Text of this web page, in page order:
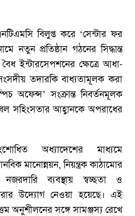
বিলুপ্ত করে ‘সেন্টার ফর
নতুন প্রতিষ্ঠান গঠনের সিদ্ধান্ত
ইন্টারসেপশনের ক্ষেত্রে আধা-
তদারকি বাধ্যতামূলক করা
অফেন্স’ সংক্রান্ত নিবর্তনমূলক
সহিংসতার আহ্বানকে অপরাধের
অধ্যাদেশের মাধ্যমে
মানোন্নয়ন, নিয়ন্ত্রক কাঠামোর
নজরদারি ব্যবস্থায় স্বচ্ছতা ও
উদ্যোগ নেওয়া হয়েছে। এই
অনুশীলনের সঙ্গে সামঞ্জস্য রেখে